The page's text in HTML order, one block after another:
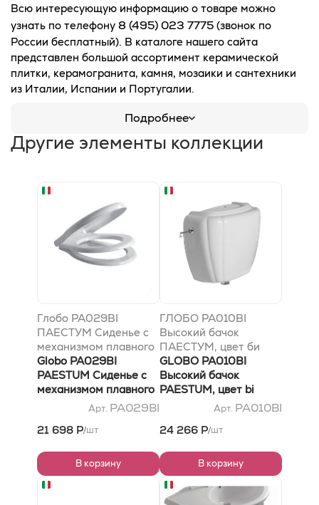
Всю интересующую информацию о товаре можно
узнать по телефону 8 (495) 023 7775 (звонок по
России бесплатный). В каталоге нашего сайта
представлен большой ассортимент керамической
плитки, керамогранита, камня, мозаики и сантехники
из Италии, Испании и Португалии.
Подробнее
Другие элементы коллекции
Глобо PA029BI
ПАЕСТУМ Сиденье с
механизмом плавного
опускания
Globo PA029BI
PAESTUM Сиденье с
механизмом плавного
опусканияАрт. PA029BI
21 698 Р/шт
В корзину
ГЛОБО PA010BI
Высокий бачок
ПАЕСТУМ, цвет би
(Бьянко)
GLOBO PA010BI
Высокий бачок
PAESTUM, цвет bi
Арт. PA010BI
24 266 Р/шт
В корзину